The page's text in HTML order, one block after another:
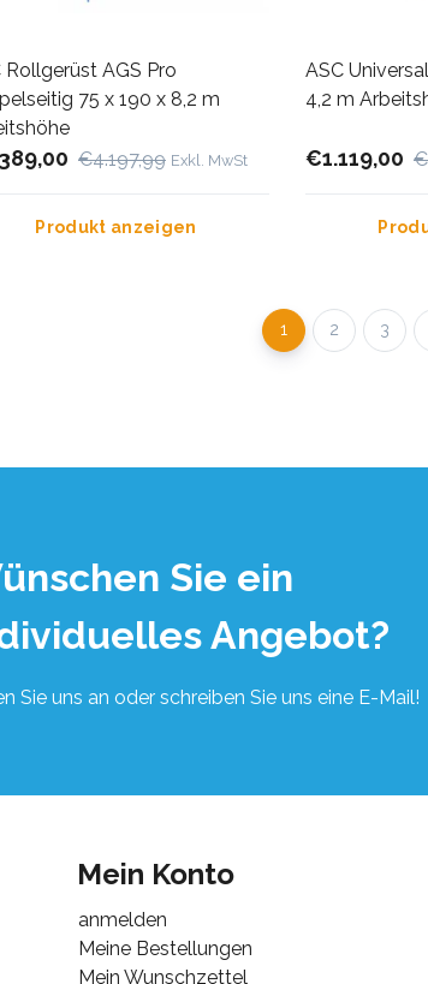
Rollgerüst AGS Pro
75 x 190 x 8,2 m
€4.197,99 Exkl. MwSt
Produkt anzeigen
ASC
4,2 m
€1.119,00
1 2 3
Sie ein
Angebot?
Sie uns an oder schreiben Sie uns eine E-Mail!
Mein Konto
anmelden
Meine Bestellungen
Mein Wunschzettel